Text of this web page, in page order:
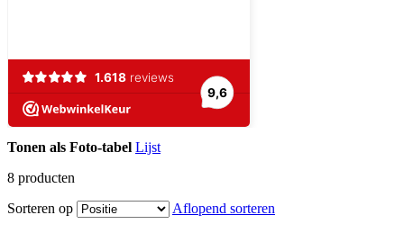
Tonen als Foto-tabel Lijst
8 producten
Sorteren op
Aflopend sorteren